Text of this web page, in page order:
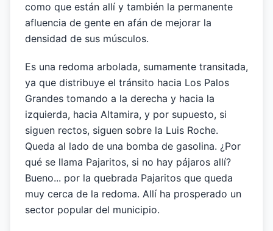
como que están allí y también la permanente
afluencia de gente en afán de mejorar la
densidad de sus músculos.
Es una redoma arbolada, sumamente transitada,
ya que distribuye el tránsito hacia Los Palos
Grandes tomando a la derecha y hacia la
izquierda, hacia Altamira, y por supuesto, si
siguen rectos, siguen sobre la Luis Roche.
Queda al lado de una bomba de gasolina. ¿Por
qué se llama Pajaritos, si no hay pájaros allí?
Bueno... por la quebrada Pajaritos que queda
muy cerca de la redoma. Allí ha prosperado un
sector popular del municipio.